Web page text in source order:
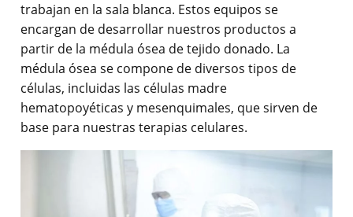
trabajan en la sala blanca. Estos equipos se
encargan de desarrollar nuestros productos a
partir de la médula ósea de tejido donado. La
médula ósea se compone de diversos tipos de
células, incluidas las células madre
hematopoyéticas y mesenquimales, que sirven de
base para nuestras terapias celulares.